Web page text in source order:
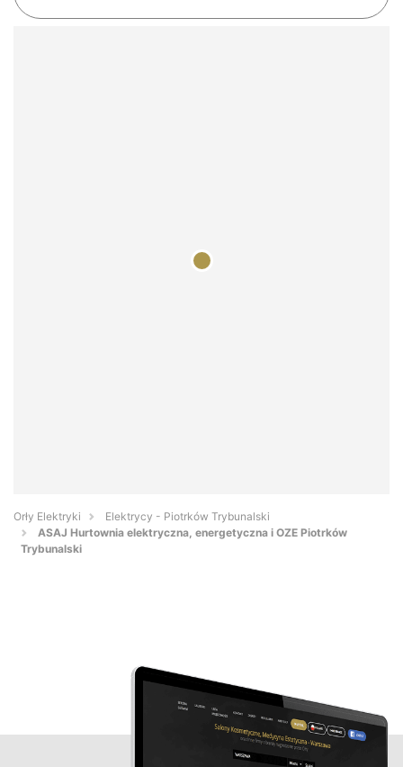
Orły Elektryki
Elektrycy - Piotrków Trybunalski
ASAJ Hurtownia elektryczna, energetyczna i OZE Piotrków
Trybunalski